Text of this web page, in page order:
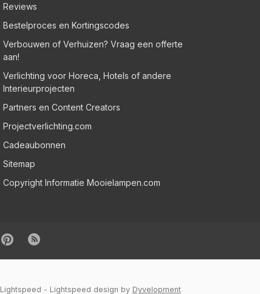
Reviews
Bestelproces en Kortingscodes
Verbouwen of Verhuizen? Vraag een offerte
aan!
Verlichting voor Horeca, Hotels of andere
Interieurprojecten
Partners en Content Creators
Projectverlichting.com
Cadeaubonnen
Sitemap
Copyright Informatie Mooielampen.com
Lightspeed - Lightspeed design by Dyvelopment